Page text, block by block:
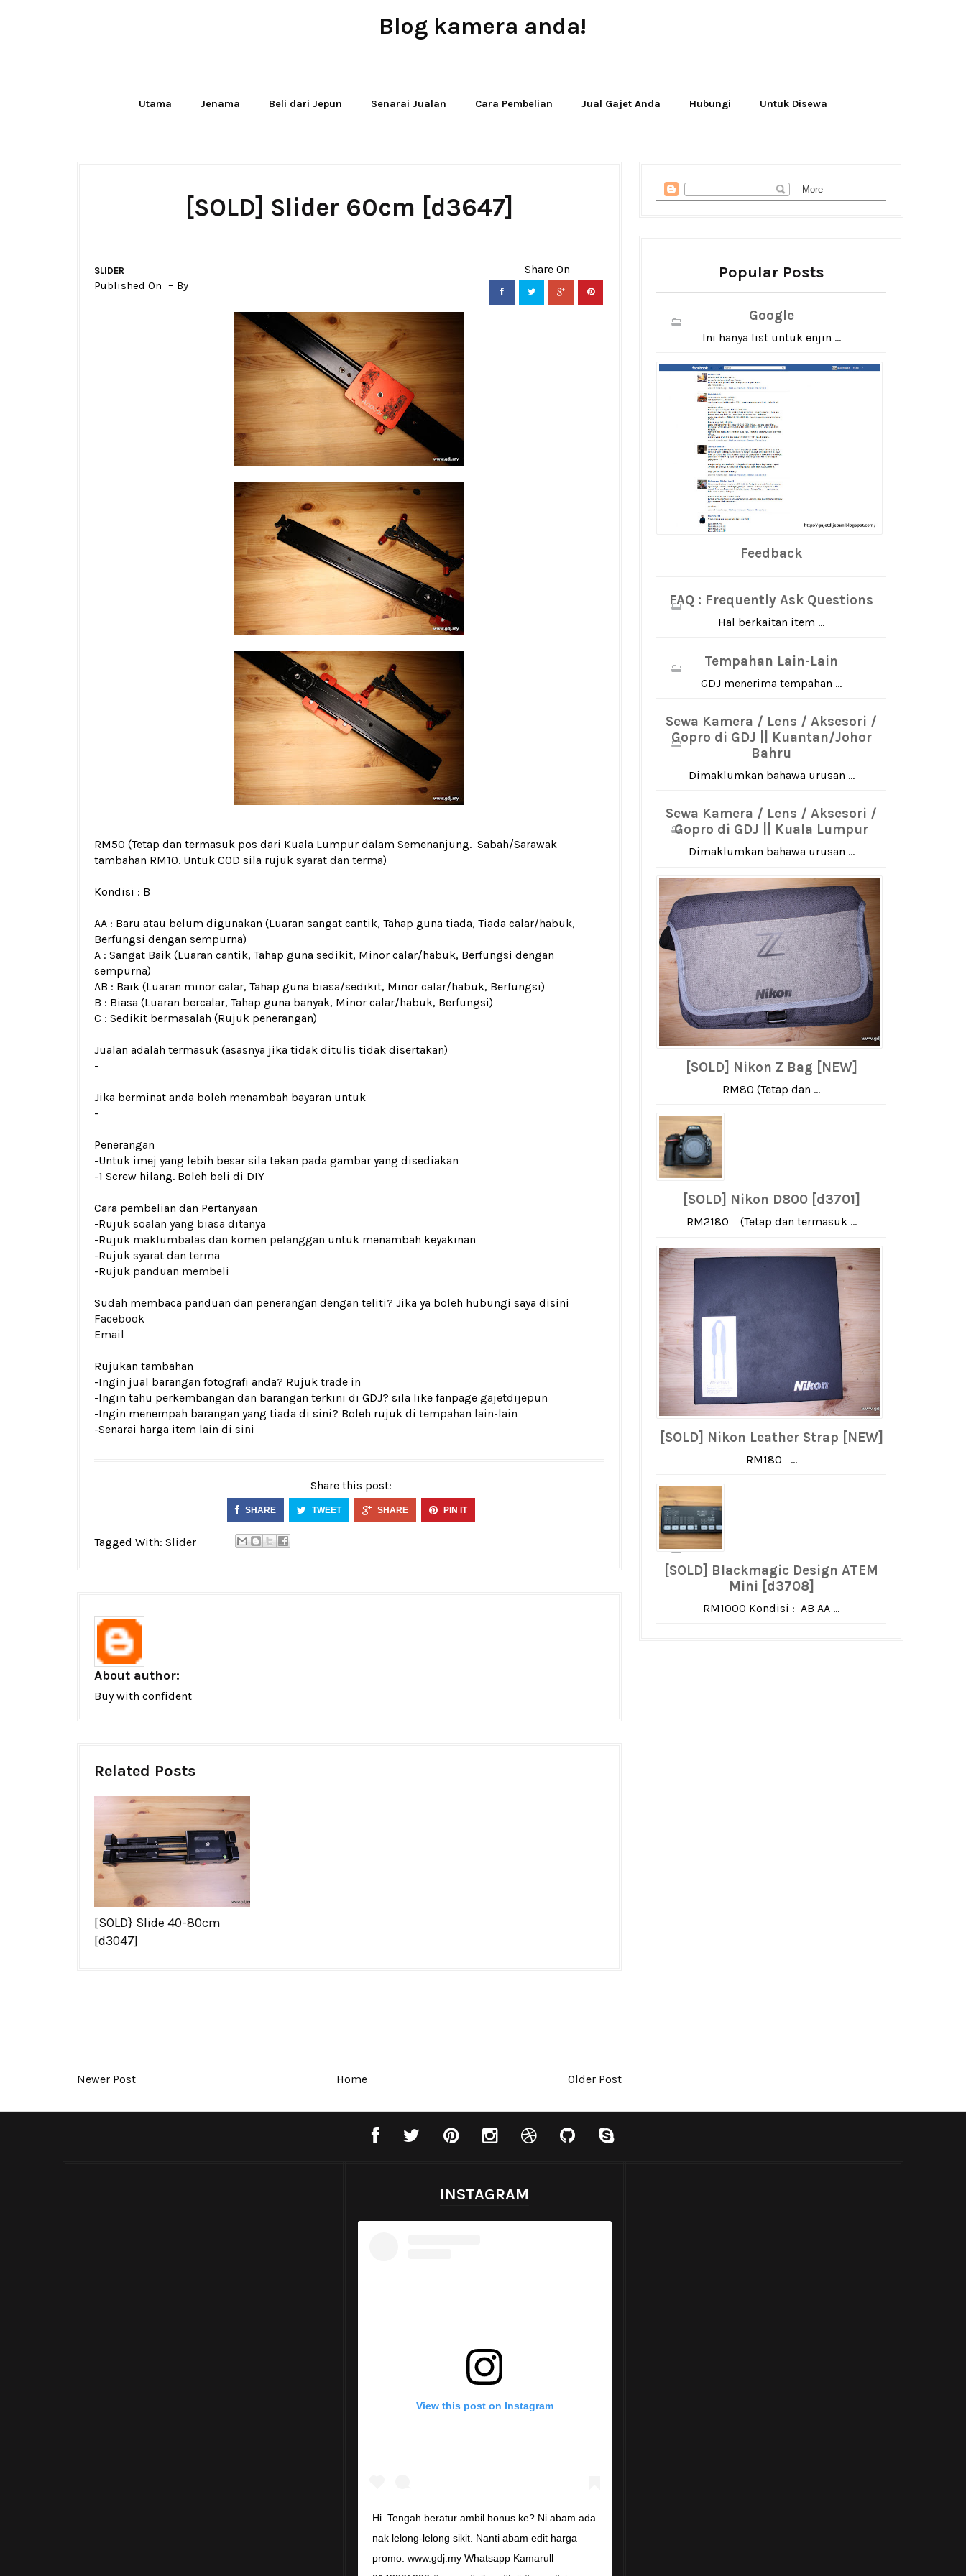
Blog kamera anda!
Utama Jenama Beli dari Jepun Senarai Jualan Cara Pembelian Jual Gajet Anda Hubungi Untuk Disewa
[SOLD] Slider 60cm [d3647]
SLIDER
Published On By
RM50 (Tetap dan termasuk pos dari Kuala Lumpur dalam Semenanjung. Sabah/Sarawak
tambahan RM10. Untuk COD sila rujuk syarat dan terma)
Kondisi : B
AA : Baru atau belum digunakan (Luaran sangat cantik, Tahap guna tiada, Tiada calar/habuk,
Berfungsi dengan sempurna)
A : Sangat Baik (Luaran cantik, Tahap guna sedikit, Minor calar/habuk, Berfungsi dengan
sempurna)
AB : Baik (Luaran minor calar, Tahap guna biasa/sedikit, Minor calar/habuk, Berfungsi)
B : Biasa (Luaran bercalar, Tahap guna banyak, Minor calar/habuk, Berfungsi)
C : Sedikit bermasalah (Rujuk penerangan)
Jualan adalah termasuk (asasnya jika tidak ditulis tidak disertakan)
-
Jika berminat anda boleh menambah bayaran untuk
-
Penerangan
-Untuk imej yang lebih besar sila tekan pada gambar yang disediakan
-1 Screw hilang. Boleh beli di DIY
Cara pembelian dan Pertanyaan
-Rujuk soalan yang biasa ditanya
-Rujuk maklumbalas dan komen pelanggan untuk menambah keyakinan
-Rujuk syarat dan terma
-Rujuk panduan membeli
Sudah membaca panduan dan penerangan dengan teliti? Jika ya boleh hubungi saya disini
Facebook
Email
Rujukan tambahan
-Ingin jual barangan fotografi anda? Rujuk trade in
-Ingin tahu perkembangan dan barangan terkini di GDJ? sila like fanpage gajetdijepun
-Ingin menempah barangan yang tiada di sini? Boleh rujuk di tempahan lain-lain
-Senarai harga item lain di sini
Share this post:
SHARE TWEET SHARE PIN IT
Tagged With: Slider
About author:
Buy with confident
Related Posts
[SOLD} Slide 40-80cm
[d3047]
Newer Post Home Older Post
Popular Posts
Google
Ini hanya list untuk enjin ...
Feedback
FAQ : Frequently Ask Questions
Hal berkaitan item ...
Tempahan Lain-Lain
GDJ menerima tempahan ...
Sewa Kamera / Lens / Aksesori /
Gopro di GDJ || Kuantan/Johor
Bahru
Dimaklumkan bahawa urusan ...
Sewa Kamera / Lens / Aksesori /
Gopro di GDJ || Kuala Lumpur
Dimaklumkan bahawa urusan ...
[SOLD] Nikon Z Bag [NEW]
RM80 (Tetap dan ...
[SOLD] Nikon D800 [d3701]
RM2180 (Tetap dan termasuk ...
[SOLD] Nikon Leather Strap [NEW]
RM180 ...
[SOLD] Blackmagic Design ATEM
Mini [d3708]
RM1000 Kondisi : AB AA ...
INSTAGRAM
View this post on Instagram
Hi. Tengah beratur ambil bonus ke? Ni abam ada
nak lelong-lelong sikit. Nanti abam edit harga
promo. www.gdj.my Whatsapp Kamarull